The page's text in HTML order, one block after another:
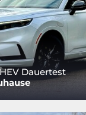
Dauertest